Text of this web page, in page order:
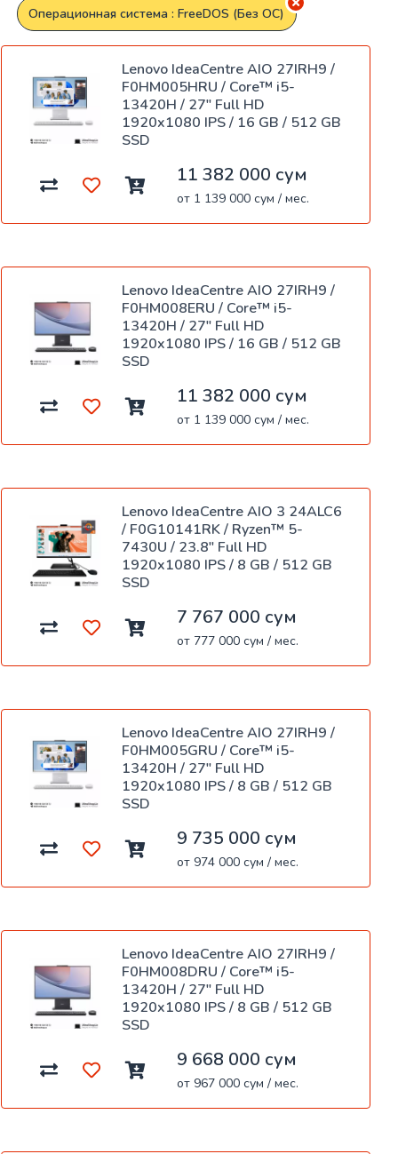
Операционная система : FreeDOS (Без ОС)
Lenovo IdeaCentre AIO 27IRH9 /
F0HM005HRU / Core™ i5-
13420H / 27" Full HD
1920x1080 IPS / 16 GB / 512 GB
SSD
11 382 000 сум
от 1 139 000 сум / мес.
Lenovo IdeaCentre AIO 27IRH9 /
F0HM008ERU / Core™ i5-
13420H / 27" Full HD
1920x1080 IPS / 16 GB / 512 GB
SSD
11 382 000 сум
от 1 139 000 сум / мес.
Lenovo IdeaCentre AIO 3 24ALC6
/ F0G10141RK / Ryzen™ 5-
7430U / 23.8" Full HD
1920x1080 IPS / 8 GB / 512 GB
SSD
7 767 000 сум
от 777 000 сум / мес.
Lenovo IdeaCentre AIO 27IRH9 /
F0HM005GRU / Core™ i5-
13420H / 27" Full HD
1920x1080 IPS / 8 GB / 512 GB
SSD
9 735 000 сум
от 974 000 сум / мес.
Lenovo IdeaCentre AIO 27IRH9 /
F0HM008DRU / Core™ i5-
13420H / 27" Full HD
1920x1080 IPS / 8 GB / 512 GB
SSD
9 668 000 сум
от 967 000 сум / мес.